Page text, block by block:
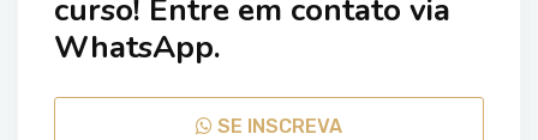
curso! Entre em contato via
WhatsApp.
SE INSCREVA